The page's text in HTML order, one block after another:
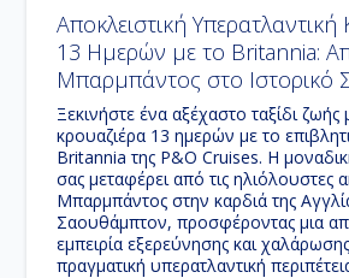
Αποκλειστική Υπερατλαντική
13 Ημερών με το Britannia:
Μπαρμπάντος στο Ιστορικό
Ξεκινήστε ένα αξέχαστο ταξίδι
κρουαζιέρα 13 ημερών με το
Britannia της P&O Cruises. Η
σας μεταφέρει από τις ηλιόλουστες
Μπαρμπάντος στην καρδιά της
Σαουθάμπτον, προσφέροντας μια
εμπειρία εξερεύνησης και
πραγματικήυπερατλαντική